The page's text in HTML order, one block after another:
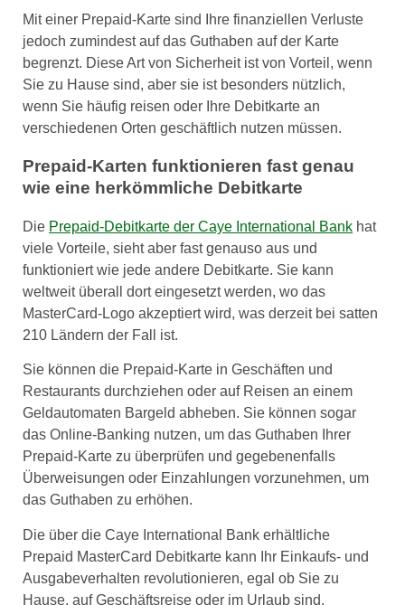
Mit einer Prepaid-Karte sind Ihre finanziellen Verluste
jedoch zumindest auf das Guthaben auf der Karte
begrenzt. Diese Art von Sicherheit ist von Vorteil, wenn
Sie zu Hause sind, aber sie ist besonders nützlich,
wenn Sie häufig reisen oder Ihre Debitkarte an
verschiedenen Orten geschäftlich nutzen müssen.
Prepaid-Karten funktionieren fast genau
wie eine herkömmliche Debitkarte
Die Prepaid-Debitkarte der Caye International Bank hat
viele Vorteile, sieht aber fast genauso aus und
funktioniert wie jede andere Debitkarte. Sie kann
weltweit überall dort eingesetzt werden, wo das
MasterCard-Logo akzeptiert wird, was derzeit bei satten
210 Ländern der Fall ist.
Sie können die Prepaid-Karte in Geschäften und
Restaurants durchziehen oder auf Reisen an einem
Geldautomaten Bargeld abheben. Sie können sogar
das Online-Banking nutzen, um das Guthaben Ihrer
Prepaid-Karte zu überprüfen und gegebenenfalls
Überweisungen oder Einzahlungen vorzunehmen, um
das Guthaben zu erhöhen.
Die über die Caye International Bank erhältliche
Prepaid MasterCard Debitkarte kann Ihr Einkaufs- und
Ausgabeverhalten revolutionieren, egal ob Sie zu
Hause, auf Geschäftsreise oder im Urlaub sind.